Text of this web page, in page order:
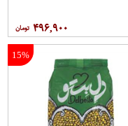
۴۹۶,۹۰۰
15%